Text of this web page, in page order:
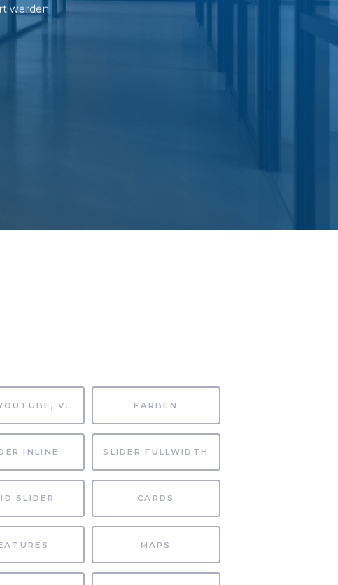
werden.
MP4, YOUTUBE, VIMEO FARBEN
INLINE SLIDER FULLWIDTH
SLIDER CARDS
MAPS